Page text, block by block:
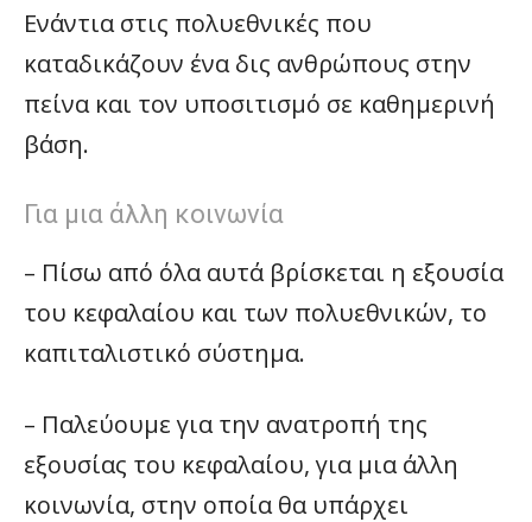
Ενάντια στις πολυεθνικές που
καταδικάζουν ένα δις ανθρώπους στην
πείνα και τον υποσιτισμό σε καθημερινή
βάση.
Για μια άλλη κοινωνία
– Πίσω από όλα αυτά βρίσκεται η εξουσία
του κεφαλαίου και των πολυεθνικών, το
καπιταλιστικό σύστημα.
– Παλεύουμε για την ανατροπή της
εξουσίας του κεφαλαίου, για μια άλλη
κοινωνία, στην οποία θα υπάρχει